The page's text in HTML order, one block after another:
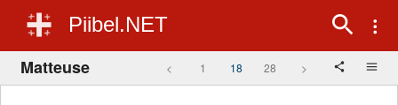
Piibel.NET
Matteuse < 1 18 28 >